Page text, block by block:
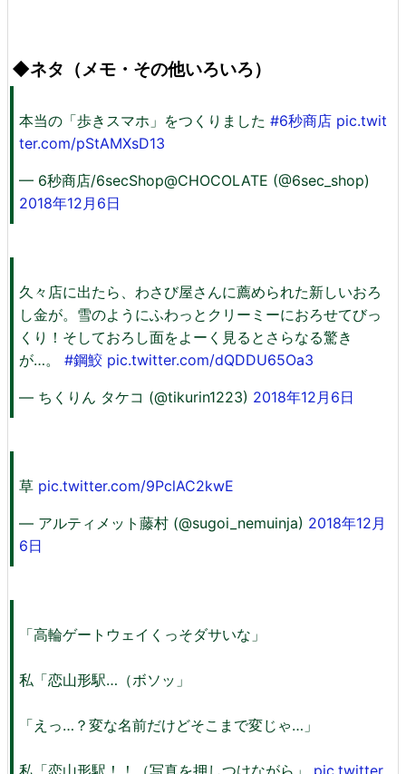
◆ネタ（メモ・その他いろいろ）
本当の「歩きスマホ」をつくりました #6秒商店 pic.twit
ter.com/pStAMXsD13
— 6秒商店/6secShop@CHOCOLATE (@6sec_shop)
2018年12月6日
久々店に出たら、わさび屋さんに薦められた新しいおろ
し金が。雪のようにふわっとクリーミーにおろせてびっ
くり！そしておろし面をよーく見るとさらなる驚き
が…。 #鋼鮫 pic.twitter.com/dQDDU65Oa3
— ちくりん タケコ (@tikurin1223) 2018年12月6日
草 pic.twitter.com/9PclAC2kwE
— アルティメット藤村 (@sugoi_nemuinja) 2018年12月
6日
「高輪ゲートウェイくっそダサいな」
私「恋山形駅…（ボソッ」
「えっ…？変な名前だけどそこまで変じゃ…」
私「恋山形駅！！（写真を押しつけながら」 pic.twitter.